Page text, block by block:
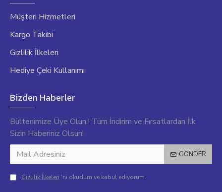
Müşteri Hizmetleri
Kargo Takibi
Gizlilik İlkeleri
Hediye Çeki Kullanımı
Bizden Haberler
Bültenimize Üye Olun ! Tüm İndirim ve Fırsatlardan İlk
Sizin Haberiniz Olsun!
GÖNDER
Gizlilik İlkeleri 'ni okudum ve kabul ediyorum.